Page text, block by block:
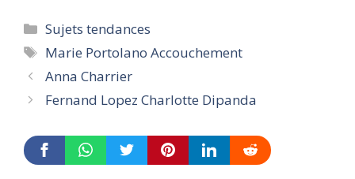
Categories
Sujets tendances
Tags
Marie Portolano Accouchement
Anna Charrier
Fernand Lopez Charlotte Dipanda